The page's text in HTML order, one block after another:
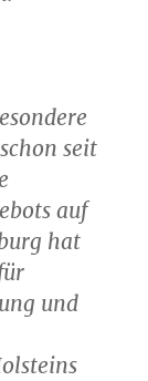
seit
auf
hat
und